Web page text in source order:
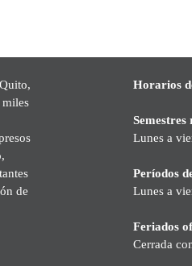
miles
de
Horarios
Semestres
Lunes a
Períodos
Lunes a
Feriados
Cerrada